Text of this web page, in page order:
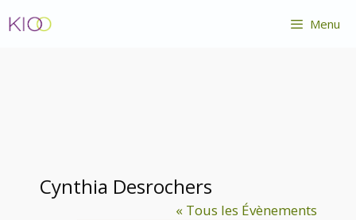
au
Menu
Cynthia Desrochers
« Tous les Évènements